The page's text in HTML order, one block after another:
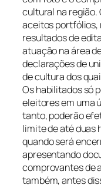
cultural na
aceitos portfólios,
resultados de
atuação na área
declarações de
de cultura dos
Os habilitados só
eleitores em uma
tanto, poderão
limite de até duas
quando será
apresentando
comprovantes de
também, antes